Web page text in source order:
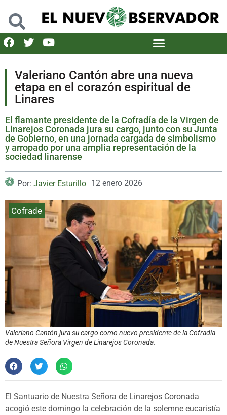
Valeriano Cantón abre una nueva
etapa en el corazón espiritual de
Linares
El flamante presidente de la Cofradía de la Virgen de
Linarejos Coronada jura su cargo, junto con su Junta
de Gobierno, en una jornada cargada de simbolismo
y arropado por una amplia representación de la
sociedad linarense
Por: Javier Esturillo 12 enero 2026
Cofrade
Valeriano Cantón jura su cargo como nuevo presidente de la Cofradía
de Nuestra Señora Virgen de Linarejos Coronada.
El Santuario de Nuestra Señora de Linarejos Coronada
acogió este domingo la celebración de la solemne eucaristía